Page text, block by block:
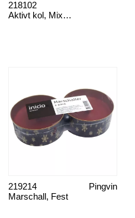
Aktivt kol, Mixerman
218102
Marschall, Fest
Pingvin
219214